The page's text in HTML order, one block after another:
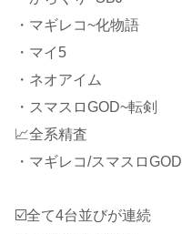
・マギレコ~化物語
・マイ5
・ネオアイム
・スマスロGOD~転剣
📈全系精査
・マギレコ/スマスロGOD
☑️全て4台並びが連続